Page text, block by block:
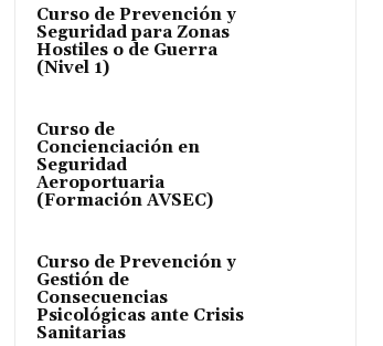
Curso de Prevención y
Seguridad para Zonas
Hostiles o de Guerra
(Nivel 1)
Curso de
Concienciación en
Seguridad
Aeroportuaria
(Formación AVSEC)
Curso de Prevención y
Gestión de
Consecuencias
Psicológicas ante Crisis
Sanitarias